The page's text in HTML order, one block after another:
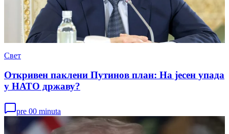
Свет
Откривен паклени Путинов план: На јесен упада
у НАТО државу?
pre 00 minuta